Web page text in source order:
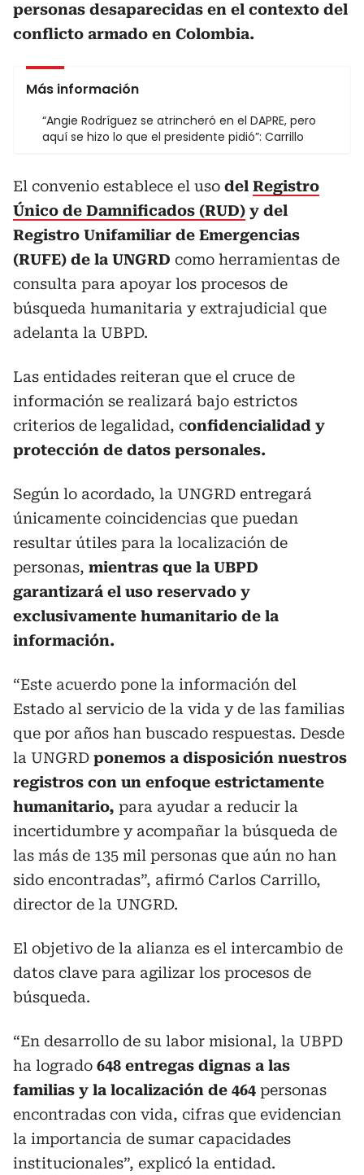
personas desaparecidas en el contexto del
conflicto armado en Colombia.
Más información
“Angie Rodríguez se atrincheró en el DAPRE, pero
aquí se hizo lo que el presidente pidió”: Carrillo
El convenio establece el uso del Registro
Único de Damnificados (RUD) y del
Registro Unifamiliar de Emergencias
(RUFE) de la UNGRD como herramientas de
consulta para apoyar los procesos de
búsqueda humanitaria y extrajudicial que
adelanta la UBPD.
Las entidades reiteran que el cruce de
información se realizará bajo estrictos
criterios de legalidad, confidencialidad y
protección de datos personales.
Según lo acordado, la UNGRD entregará
únicamente coincidencias que puedan
resultar útiles para la localización de
personas, mientras que la UBPD
garantizará el uso reservado y
exclusivamente humanitario de la
información.
“Este acuerdo pone la información del
Estado al servicio de la vida y de las familias
que por años han buscado respuestas. Desde
la UNGRD ponemos a disposición nuestros
registros con un enfoque estrictamente
humanitario, para ayudar a reducir la
incertidumbre y acompañar la búsqueda de
las más de 135 mil personas que aún no han
sido encontradas”, afirmó Carlos Carrillo,
director de la UNGRD.
El objetivo de la alianza es el intercambio de
datos clave para agilizar los procesos de
búsqueda.
“En desarrollo de su labor misional, la UBPD
ha logrado 648 entregas dignas a las
familias y la localización de 464 personas
encontradas con vida, cifras que evidencian
la importancia de sumar capacidades
institucionales”, explicó la entidad.